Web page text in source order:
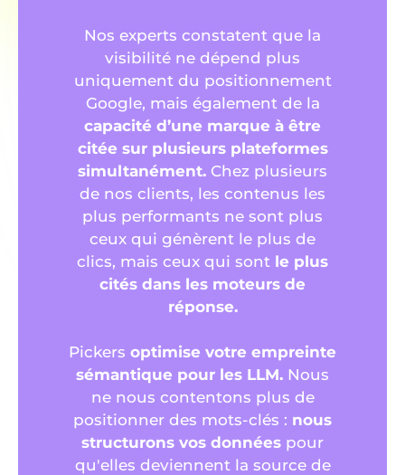
Nos experts constatent que la
visibilité ne dépend plus
uniquement du positionnement
Google, mais également de la
capacité d’une marque à être
citée sur plusieurs plateformes
simultanément. Chez plusieurs
de nos clients, les contenus les
plus performants ne sont plus
ceux qui génèrent le plus de
clics, mais ceux qui sont le plus
cités dans les moteurs de
réponse.
Pickers optimise votre empreinte
sémantique pour les LLM. Nous
ne nous contentons plus de
positionner des mots-clés : nous
structurons vos données pour
qu'elles deviennent la source de